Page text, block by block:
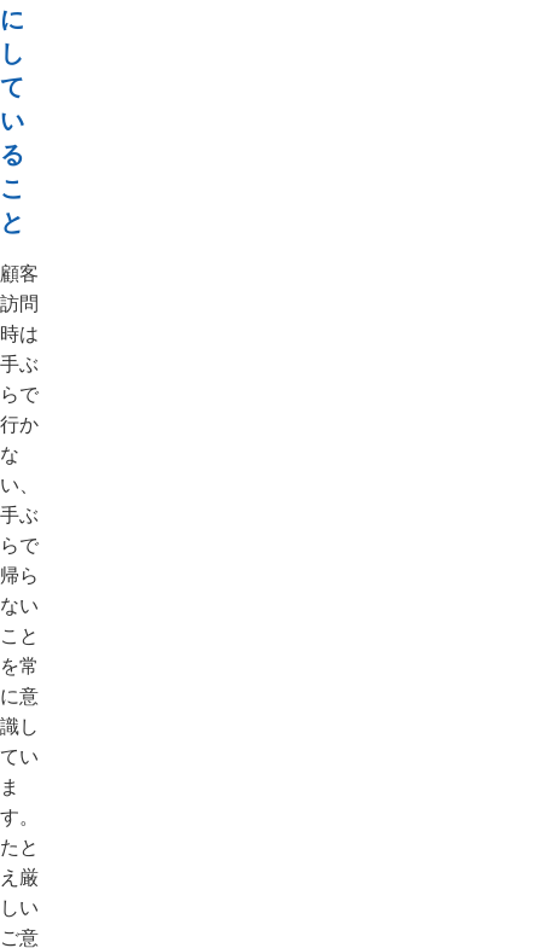
に
し
て
い
る
こ
と
顧客
訪問
時は
手ぶ
らで
行か
な
い、
手ぶ
らで
帰ら
ない
こと
を常
に意
識し
てい
ま
す。
たと
え厳
しい
ご意